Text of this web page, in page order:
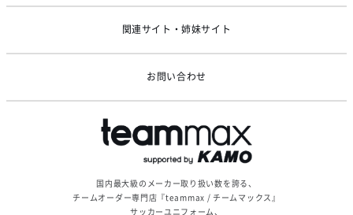
関連サイト・姉妹サイト
お問い合わせ
国内最大級のメーカー取り扱い数を誇る、
チームオーダー専門店『teammax / チームマックス』
サッカーユニフォーム、